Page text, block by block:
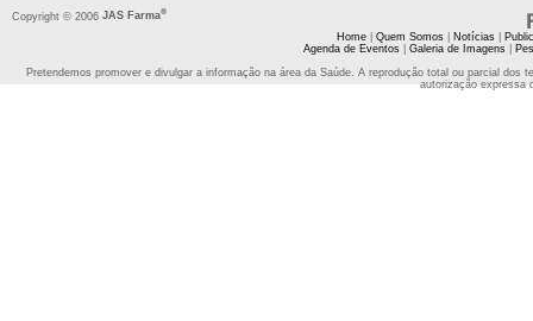
Copyright © 2006 JAS Farma®
Home| Quem Somos| Notícias|
Agenda de Eventos| Galeria de Imagens|
Pretendemos promover e divulgar a informação na área da Saúde. A reprodução total ou parcial
autorização expressa